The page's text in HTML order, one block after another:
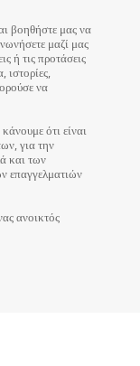
βοηθήστε μας να
μαζί μας
ή τις προτάσεις
ιστορίες,
να
ότι είναι
για την
και των
επαγγελματιών
ανοικτός